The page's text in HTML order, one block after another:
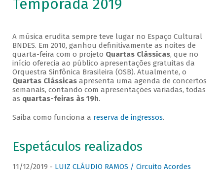
Temporada 2019
A música erudita sempre teve lugar no Espaço Cultural
BNDES. Em 2010, ganhou definitivamente as noites de
quarta-feira com o projeto Quartas Clássicas, que no
início oferecia ao público apresentações gratuitas da
Orquestra Sinfônica Brasileira (OSB). Atualmente, o
Quartas Clássicasapresenta uma agenda de concertos
semanais, contando com apresentações variadas, todas
as quartas-feiras às 19h.
Saiba como funciona a reserva de ingressos.
Espetáculos realizados
11/12/2019 - LUIZ CLÁUDIO RAMOS / Circuito Acordes